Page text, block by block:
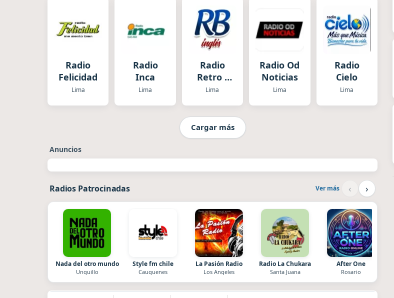
Radio
Felicidad
Lima
Radio
Inca
Lima
Radio
Retro -
Baladas
Lima
Radio Od
Noticias
Lima
Radio
Cielo
Lima
Cargar más
Anuncios
Radios Patrocinadas Ver más ‹ ›
Nada del otro mundo
Unquillo
Style fm chile
Cauquenes
La Pasión Radio
Los Angeles
Radio La Chukara
Santa Juana
After One
Rosario